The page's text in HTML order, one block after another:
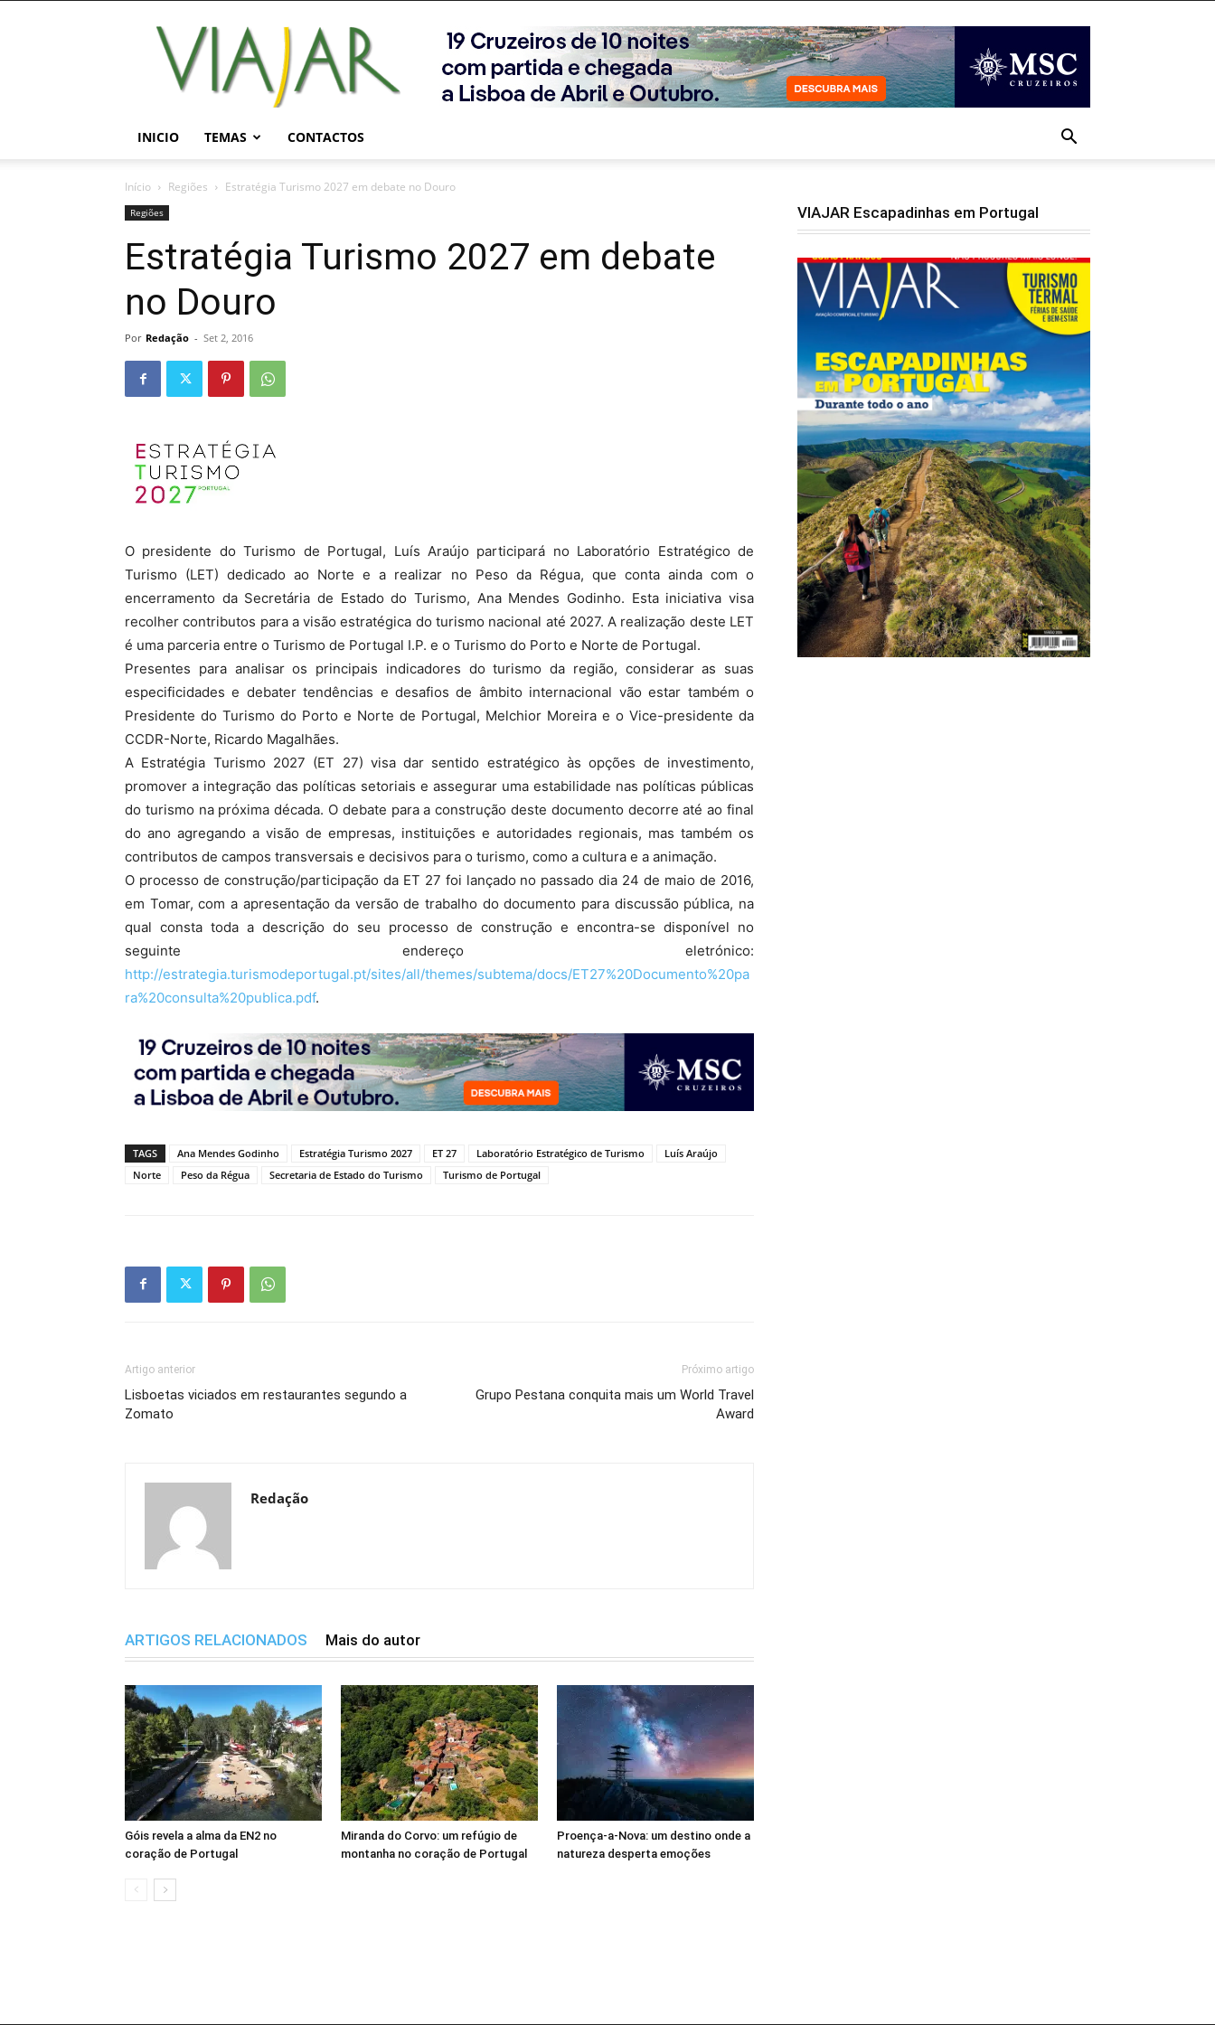
Viajar
Magazine
Online
INICIO TEMAS CONTACTOS
Início Regiões Estratégia Turismo 2027 em debate no Douro
Regiões
Estratégia Turismo 2027 em debate
no Douro
Por Redação - Set 2, 2016
O presidente do Turismo de Portugal, Luís Araújo participará no Laboratório Estratégico de
Turismo (LET) dedicado ao Norte e a realizar no Peso da Régua, que conta ainda com o
encerramento da Secretária de Estado do Turismo, Ana Mendes Godinho. Esta iniciativa visa
recolher contributos para a visão estratégica do turismo nacional até 2027. A realização deste LET
é uma parceria entre o Turismo de Portugal I.P. e o Turismo do Porto e Norte de Portugal.
Presentes para analisar os principais indicadores do turismo da região, considerar as suas
especificidades e debater tendências e desafios de âmbito internacional vão estar também o
Presidente do Turismo do Porto e Norte de Portugal, Melchior Moreira e o Vice-presidente da
CCDR-Norte, Ricardo Magalhães.
A Estratégia Turismo 2027 (ET 27) visa dar sentido estratégico às opções de investimento,
promover a integração das políticas setoriais e assegurar uma estabilidade nas políticas públicas
do turismo na próxima década. O debate para a construção deste documento decorre até ao final
do ano agregando a visão de empresas, instituições e autoridades regionais, mas também os
contributos de campos transversais e decisivos para o turismo, como a cultura e a animação.
O processo de construção/participação da ET 27 foi lançado no passado dia 24 de maio de 2016,
em Tomar, com a apresentação da versão de trabalho do documento para discussão pública, na
qual consta toda a descrição do seu processo de construção e encontra-se disponível no
seguinte endereço eletrónico:
http://estrategia.turismodeportugal.pt/sites/all/themes/subtema/docs/ET27%20Documento%20pa
ra%20consulta%20publica.pdf.
TAGS Ana Mendes Godinho Estratégia Turismo 2027 ET 27 Laboratório Estratégico de Turismo
Luís Araújo
Norte
Peso da Régua Secretaria de Estado do Turismo Turismo de Portugal
Artigo anterior
Lisboetas viciados em restaurantes segundo a
Zomato
Próximo artigo
Grupo Pestana conquita mais um World Travel
Award
Redação
ARTIGOS RELACIONADOS Mais do autor
Góis revela a alma da EN2 no
coração de Portugal
Miranda do Corvo: um refúgio de
montanha no coração de Portugal
Proença-a-Nova: um destino onde a
natureza desperta emoções
VIAJAR Escapadinhas em Portugal